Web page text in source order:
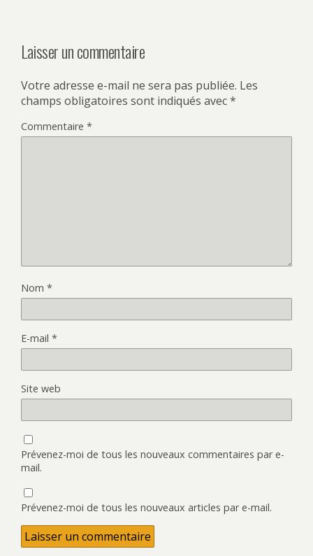
Laisser un commentaire
Votre adresse e-mail ne sera pas publiée. Les
champs obligatoires sont indiqués avec*
Commentaire *
Nom *
E-mail *
Site web
Prévenez-moi de tous les nouveaux commentaires par e-
mail.
Prévenez-moi de tous les nouveaux articles par e-mail.